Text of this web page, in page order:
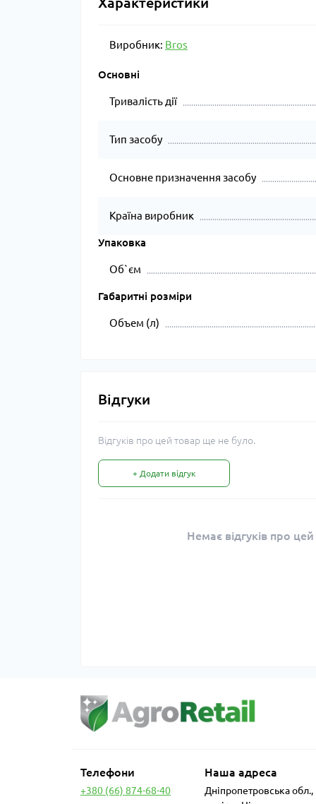
Виробник: Bros
Основні
Тривалість дії
Тип засобу
Основне призначення засобу
Країна виробник
Упаковка
Об`єм
Габаритні розміри
Объем (л)
Відгуки
Відгуків про цей товар ще не було.
+ Додати відгук
Немає відгуків про
Телефони
+380 (66) 874-68-40
Наша адреса
Дніпропетровська